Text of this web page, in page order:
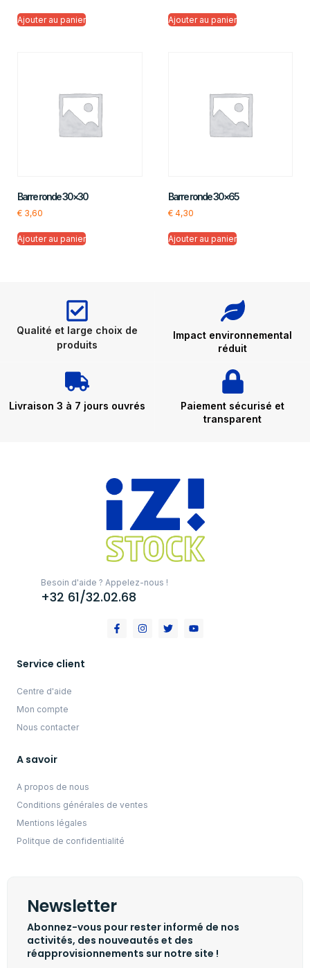
Ajouter au panier Ajouter au panier
Barre ronde 30×30
€ 3,60
Ajouter au panier
Barre ronde 30×65
€4,30
Ajouter au panier
Qualité et large choix de
produits
Impact environnemental
réduit
Livraison 3 à 7 jours ouvrés
Paiement sécurisé et
transparent
Besoin d'aide ? Appelez-nous !
+32 61/32.02.68
Service client
Centre d'aide
Mon compte
Nous contacter
A savoir
A propos de nous
Conditions générales de ventes
Mentions légales
Politque de confidentialité
Newsletter
Abonnez-vous pour rester informé de nos
activités, des nouveautés et des
réapprovisionnements sur notre site !